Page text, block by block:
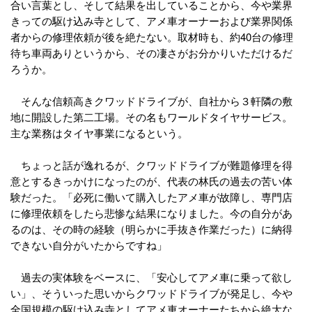
合い言葉とし、そして結果を出していることから、今や業界
きっての駆け込み寺として、アメ車オーナーおよび業界関係
者からの修理依頼が後を絶たない。取材時も、約40台の修理
待ち車両ありというから、その凄さがお分かりいただけるだ
ろうか。
そんな信頼高きクワッドドライブが、自社から３軒隣の敷
地に開設した第二工場。その名もワールドタイヤサービス。
主な業務はタイヤ事業になるという。
ちょっと話が逸れるが、クワッドドライブが難題修理を得
意とするきっかけになったのが、代表の林氏の過去の苦い体
験だった。「必死に働いて購入したアメ車が故障し、専門店
に修理依頼をしたら悲惨な結果になりました。今の自分があ
るのは、その時の経験（明らかに手抜き作業だった）に納得
できない自分がいたからですね」
過去の実体験をベースに、「安心してアメ車に乗って欲し
い」、そういった思いからクワッドドライブが発足し、今や
全国規模の駆け込み寺としてアメ車オーナーたちから絶大な